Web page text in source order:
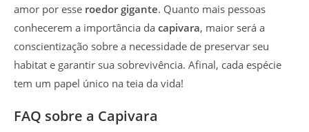
amor por esse roedor gigante. Quanto mais pessoas
conhecerem a importância da capivara, maior será a
conscientização sobre a necessidade de preservar seu
habitat e garantir sua sobrevivência. Afinal, cada espécie
tem um papel único na teia da vida!
FAQ sobre a Capivara